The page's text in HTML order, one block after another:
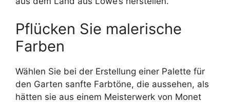
Pflücken Sie malerische
Farben
Wählen Sie bei der Erstellung einer Palette für
den Garten sanfte Farbtöne, die aussehen, als
hätten sie aus einem Meisterwerk von Monet